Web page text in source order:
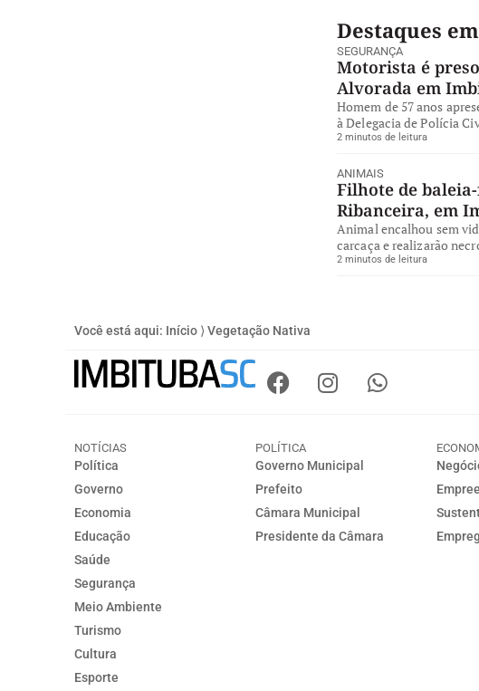
Destaques
SEGURANÇA
Motorista é
Alvorada em
Homem de 57 anos
à Delegacia de Polícia
2 minutos de leitura
ANIMAIS
Filhote de
Ribanceira, em
Animal encalhou sem
carcaça e realizarão
2 minutos de leitura
Você está aqui: Início ⟩ Vegetação Nativa
NOTÍCIAS
Política
Governo
Economia
Educação
Saúde
Segurança
Meio Ambiente
Turismo
Cultura
Esporte
POLÍTICA
Governo Municipal
Prefeito
Câmara Municipal
Presidente da Câmara